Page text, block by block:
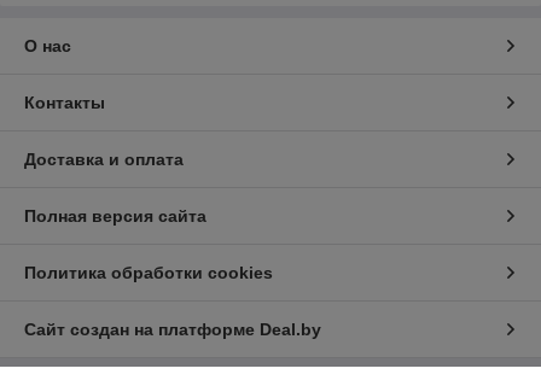
О нас
Контакты
Доставка и оплата
Полная версия сайта
Политика обработки cookies
Сайт создан на платформе Deal.by